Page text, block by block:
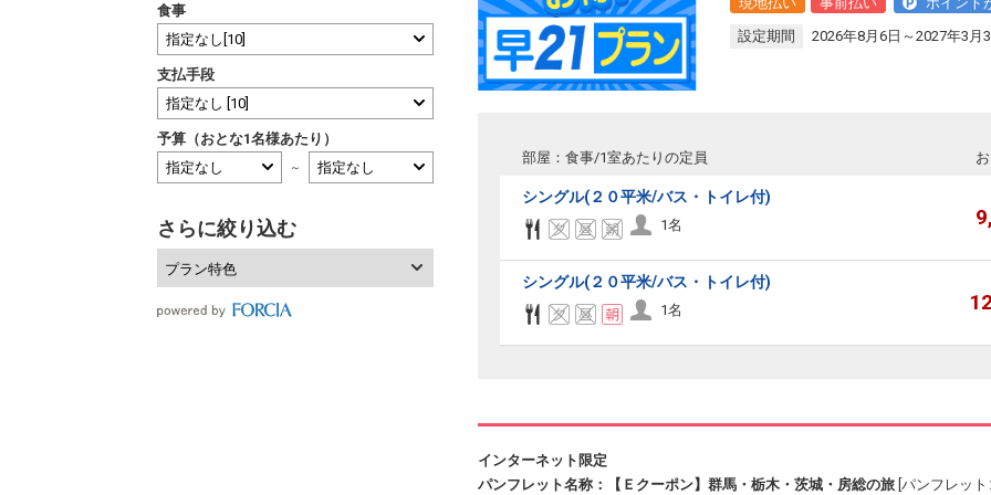
食事
支払手段
予算（おとな1名様あたり）
～
さらに絞り込む
プラン特色
設定期間
2026年8月6日～2027年3月
部屋：食事/1室あたりの定員
シングル(２０平米/バス・トイレ付)
1名
シングル(２０平米/バス・トイレ付)
1名
インターネット限定
パンフレット名称：【Ｅクーポン】群馬・栃木・茨城・房総の旅 [パンフレッ